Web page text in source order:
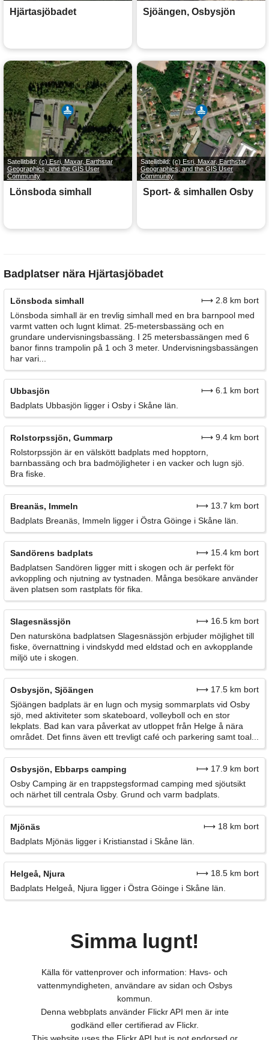
Hjärtasjöbadet Sjöängen, Osbysjön
Satellitbild: (c) Esri, Maxar, Earthstar
Geographics, and the GIS User
Community
Lönsboda simhall
Satellitbild:(c) Esri, Maxar, Earthstar
Geographics, and the GIS User
Community
Sport- & simhallen Osby
Badplatser nära Hjärtasjöbadet
Lönsboda simhall
⟼ 2.8 km bort
Lönsboda simhall är en trevlig simhall med en bra barnpool med
varmt vatten och lugnt klimat. 25-metersbassäng och en
grundare undervisningsbassäng. I 25 metersbassängen med 6
banor finns trampolin på 1 och 3 meter. Undervisningsbassängen
har vari...
Ubbasjön
⟼ 6.1 km bort
Badplats Ubbasjön ligger i Osby i Skåne län.
Rolstorpssjön, Gummarp
⟼ 9.4 km bort
Rolstorpssjön är en välskött badplats med hopptorn,
barnbassäng och bra badmöjligheter i en vacker och lugn sjö.
Bra fiske.
Breanäs, Immeln
⟼ 13.7 km bort
Badplats Breanäs, Immeln ligger i Östra Göinge i Skåne län.
Sandörens badplats
⟼ 15.4 km bort
Badplatsen Sandören ligger mitt i skogen och är perfekt för
avkoppling och njutning av tystnaden. Många besökare använder
även platsen som rastplats för fika.
Slagesnässjön
⟼ 16.5 km bort
Den natursköna badplatsen Slagesnässjön erbjuder möjlighet till
fiske, övernattning i vindskydd med eldstad och en avkopplande
miljö ute i skogen.
Osbysjön, Sjöängen
⟼ 17.5 km bort
Sjöängen badplats är en lugn och mysig sommarplats vid Osby
sjö, med aktiviteter som skateboard, volleyboll och en stor
lekplats. Bad kan vara påverkat av utloppet från Helge å nära
området. Det finns även ett trevligt café och parkering samt toal...
Osbysjön, Ebbarps camping
⟼ 17.9 km bort
Osby Camping är en trappstegsformad camping med sjöutsikt
och närhet till centrala Osby. Grund och varm badplats.
Mjönäs
⟼ 18 km bort
Badplats Mjönäs ligger i Kristianstad i Skåne län.
Helgeå, Njura
⟼ 18.5 km bort
Badplats Helgeå, Njura ligger i Östra Göinge i Skåne län.
Simma lugnt!
Källa för vattenprover och information: Havs- och
vattenmyndigheten, användare av sidan och Osbys
kommun.
Denna webbplats använder Flickr API men är inte
godkänd eller certifierad av Flickr.